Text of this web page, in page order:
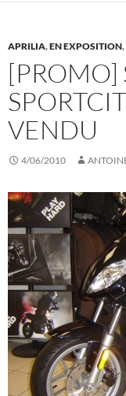
APRILIA,EN EXPOSITION,
[PROMO]
VENDU
4/06/2010